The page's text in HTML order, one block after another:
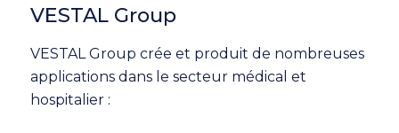
VESTAL Group
VESTAL Group crée et produit de nombreuses
applications dans le secteur médical et
hospitalier :